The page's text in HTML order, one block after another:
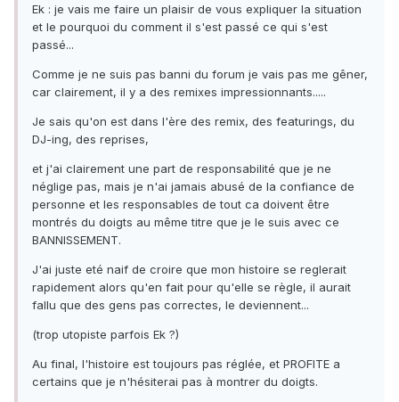
Ek : je vais me faire un plaisir de vous expliquer la situation
et le pourquoi du comment il s'est passé ce qui s'est
passé...
Comme je ne suis pas banni du forum je vais pas me gêner,
car clairement, il y a des remixes impressionnants.....
Je sais qu'on est dans l'ère des remix, des featurings, du
DJ-ing, des reprises,
et j'ai clairement une part de responsabilité que je ne
néglige pas, mais je n'ai jamais abusé de la confiance de
personne et les responsables de tout ca doivent être
montrés du doigts au même titre que je le suis avec ce
BANNISSEMENT.
J'ai juste eté naif de croire que mon histoire se reglerait
rapidement alors qu'en fait pour qu'elle se règle, il aurait
fallu que des gens pas correctes, le deviennent...
(trop utopiste parfois Ek ?)
Au final, l'histoire est toujours pas réglée, et PROFITE a
certains que je n'hésiterai pas à montrer du doigts.